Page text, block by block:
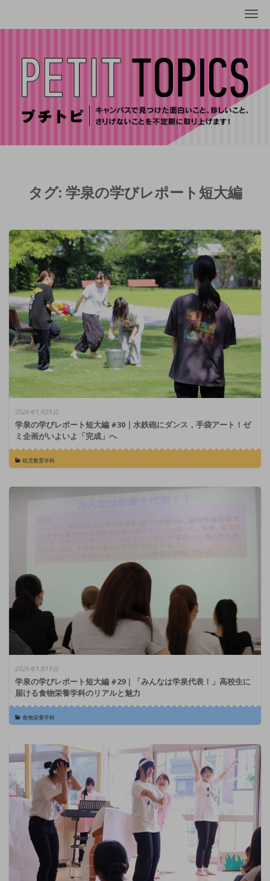
タグ: 学泉の学びレポート短大編
2026年1月29日
学泉の学びレポート短大編 #30｜水鉄砲にダンス，手袋アート！ゼ
ミ企画がいよいよ「完成」へ
幼児教育学科
2026年1月19日
学泉の学びレポート短大編 #29｜「みんなは学泉代表！」高校生に
届ける食物栄養学科のリアルと魅力
食物栄養学科